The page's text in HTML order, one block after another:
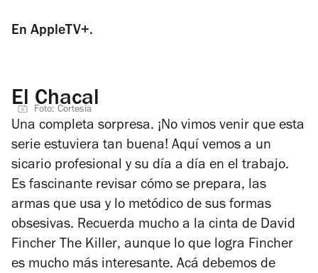
En AppleTV+.
El Chacal
Foto: Cortesía
Una completa sorpresa. ¡No vimos venir que esta
serie estuviera tan buena! Aquí vemos a un
sicario profesional y su día a día en el trabajo.
Es fascinante revisar cómo se prepara, las
armas que usa y lo metódico de sus formas
obsesivas. Recuerda mucho a la cinta de David
Fincher The Killer, aunque lo que logra Fincher
es mucho más interesante. Acá debemos de